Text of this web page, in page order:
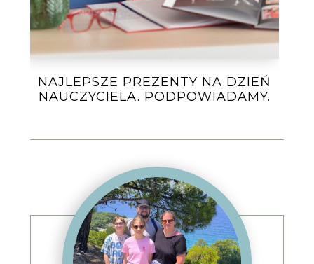
NAJLEPSZE PREZENTY NA DZIEŃ
NAUCZYCIELA. PODPOWIADAMY.